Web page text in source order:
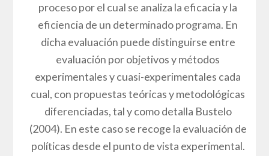
proceso por el cual se analiza la eficacia y la
eficiencia de un determinado programa. En
dicha evaluación puede distinguirse entre
evaluación por objetivos y métodos
experimentales y cuasi-experimentales cada
cual, con propuestas teóricas y metodológicas
diferenciadas, tal y como detalla Bustelo
(2004). En este caso se recoge la evaluación de
políticas desde el punto de vista experimental.